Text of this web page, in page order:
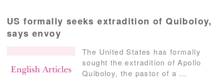
US formally seeks extradition of Quiboloy,
says envoy
The United States has formally
sought the extradition of Apollo
Quiboloy, the pastor of a ...